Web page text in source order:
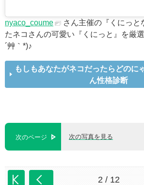
nyaco_coume
さん主催の『くにっと
たネコさんの可愛い『くにっと』を厳
´艸｀*)♪
もしもあなたがネコだったらどのに
ん性格診断
次のページ 次の写真を見る
2 / 12